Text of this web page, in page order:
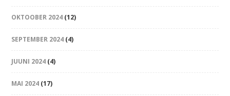
OKTOOBER 2024 (12)
SEPTEMBER 2024 (4)
JUUNI 2024 (4)
MAI 2024 (17)